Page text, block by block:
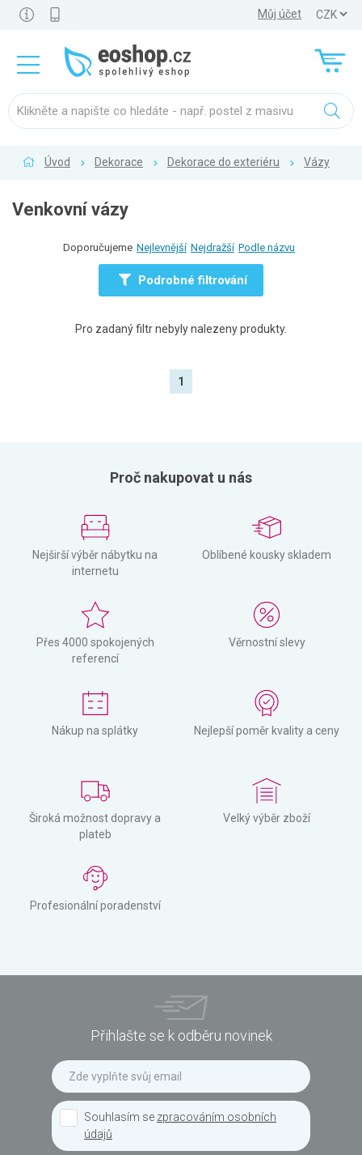
Můj účet
Úvod Dekorace Dekorace do exteriéru Vázy
Venkovní vázy
Doporučujeme Nejlevnější Nejdražší Podle názvu
Podrobné filtrování
Pro zadaný filtr nebyly nalezeny produkty.
1
Proč nakupovat u nás
Nejširší výběr nábytku na
internetu
Oblíbené kousky skladem
Přes 4000 spokojených
referencí
Věrnostní slevy
Nákup na splátky Nejlepší poměr kvality a ceny
Široká možnost dopravy a
plateb
Velký výběr zboží
Profesionální poradenství
Přihlašte se k odběru novinek
Souhlasím se zpracováním osobních
údajů